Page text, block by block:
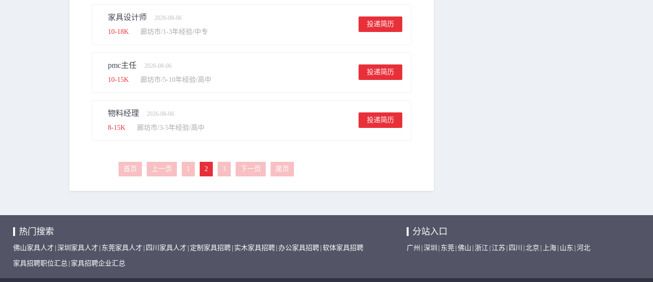
家具设计师 2026-08-06
10-18K 廊坊市/1-3年经验/中专
投递简历
pmc主任 2026-08-06
10-15K 廊坊市/5-10年经验/高中
投递简历
物料经理 2026-08-06
8-15K 廊坊市/3-5年经验/高中
投递简历
首页 上一页 1 2 3 下一页 尾页
热门搜索
佛山家具人才 深圳家具人才 东莞家具人才 四川家具人才 定制家具招聘 实木家具招聘 办公家具招聘 软体家具招聘
家具招聘职位汇总 家具招聘企业汇总
分站入口
广州 深圳 东莞 佛山 浙江 江苏 四川 北京 上海 山东 河北